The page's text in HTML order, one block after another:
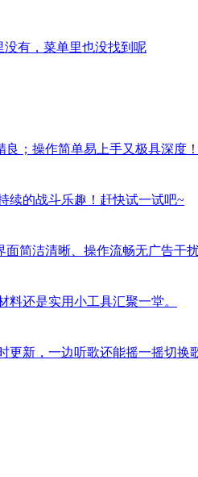
没有，菜单里也没找到呢
；操作简单易上手又极具深度
续的战斗乐趣！赶快试一试吧~
简洁清晰、操作流畅无广告干
还是实用小工具汇聚一堂。
新，一边听歌还能摇一摇切